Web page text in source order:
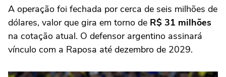
A operação foi fechada por cerca de seis milhões de
dólares, valor que gira em torno de R$ 31 milhões
na cotação atual. O defensor argentino assinará
vínculo com a Raposa até dezembro de 2029.